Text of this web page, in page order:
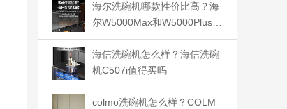
海尔洗碗机哪款性价比高？海
尔W5000Max和W5000Plus哪
款值得入手
海信洗碗机怎么样？海信洗碗
机C507i值得买吗
colmo洗碗机怎么样？COLM